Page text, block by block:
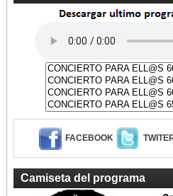
FACEBOOK
Camiseta del programa